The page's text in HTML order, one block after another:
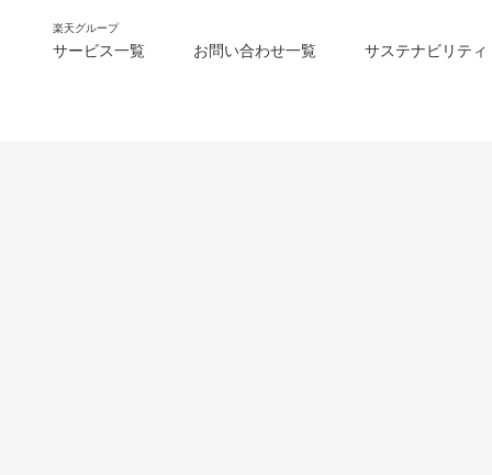
楽天グループ
サービス一覧 お問い合わせ一覧 サステナビリティ